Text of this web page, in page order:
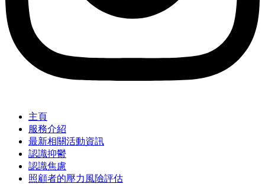
主頁
服務介紹
最新相關活動資訊
認識抑鬱
認識焦慮
照顧者的壓力風險評估